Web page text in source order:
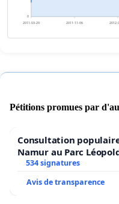
0
2011-03-29 2011-11-06 2012-
Pétitions promues par
Consultation
Namur au Parc
534 signatures
Avis de transparence